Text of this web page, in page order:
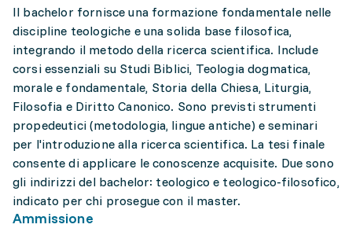
Il bachelor fornisce una formazione fondamentale nelle
discipline teologiche e una solida base filosofica,
integrando il metodo della ricerca scientifica. Include
corsi essenziali su Studi Biblici, Teologia dogmatica,
morale e fondamentale, Storia della Chiesa, Liturgia,
Filosofia e Diritto Canonico. Sono previsti strumenti
propedeutici (metodologia, lingue antiche) e seminari
per l'introduzione alla ricerca scientifica. La tesi finale
consente di applicare le conoscenze acquisite. Due sono
gli indirizzi del bachelor: teologico e teologico-filosofico,
indicato per chi prosegue con il master.
Ammissione